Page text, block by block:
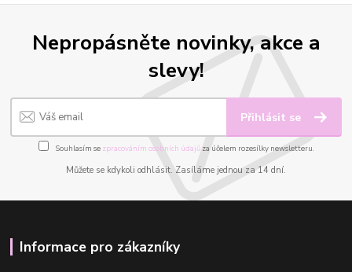
Nepropásněte novinky, akce a
slevy!
Přihlásit se
Souhlasím se zpracováním osobních údajůza účelem rozesílky newsletteru.
Můžete se kdykoli odhlásit. Zasíláme jednou za 14 dní.
Informace pro zákazníky